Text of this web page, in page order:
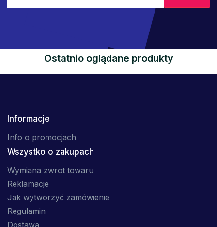
Ostatnio oglądane produkty
Informacje
Info o promocjach
Wszystko o zakupach
Wymiana zwrot towaru
Reklamacje
Jak wytworzyć zamówienie
Regulamin
Dostawa